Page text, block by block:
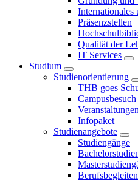
Internationales
Präsenzstellen
Qualität der
IT Services
Studium
Studienorientierung
THB goes
Campusbesuch
Infopaket
Studienangebote
Studiengänge